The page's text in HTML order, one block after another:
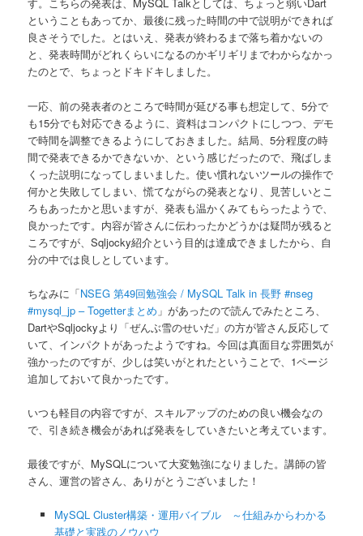
す。こちらの発表は、MySQL Talkとしては、ちょっと弱いDart
ということもあってか、最後に残った時間の中で説明ができれば
良さそうでした。とはいえ、発表が終わるまで落ち着かないの
と、発表時間がどれくらいになるのかギリギリまでわからなかっ
たのとで、ちょっとドキドキしました。
一応、前の発表者のところで時間が延びる事も想定して、5分で
も15分でも対応できるように、資料はコンパクトにしつつ、デモ
で時間を調整できるようにしておきました。結局、5分程度の時
間で発表できるかできないか、という感じだったので、飛ばしま
くった説明になってしまいました。使い慣れないツールの操作で
何かと失敗してしまい、慌てながらの発表となり、見苦しいとこ
ろもあったかと思いますが、発表も温かくみてもらったようで、
良かったです。内容が皆さんに伝わったかどうかは疑問が残ると
ころですが、Sqljocky紹介という目的は達成できましたから、自
分の中では良しとしています。
ちなみに「NSEG 第49回勉強会 / MySQL Talk in 長野 #nseg
#mysql_jp – Togetterまとめ 」があったので読んでみたところ、
DartやSqljockyより「ぜんぶ雪のせいだ」の方が皆さん反応して
いて、インパクトがあったようですね。今回は真面目な雰囲気が
強かったのですが、少しは笑いがとれたということで、1ページ
追加しておいて良かったです。
いつも軽目の内容ですが、スキルアップのための良い機会なの
で、引き続き機会があれば発表をしていきたいと考えています。
最後ですが、MySQLについて大変勉強になりました。講師の皆
さん、運営の皆さん、ありがとうございました！
MySQL Cluster構築・運用バイブル ～仕組みからわかる
基礎と実践のノウハウ